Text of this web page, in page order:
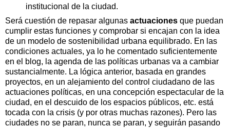
institucional de la ciudad.
Será cuestión de repasar algunas actuaciones que puedan
cumplir estas funciones y comprobar si encajan con la idea
de un modelo de sostenibilidad urbana equilibrado. En las
condiciones actuales, ya lo he comentado suficientemente
en el blog, la agenda de las políticas urbanas va a cambiar
sustancialmente. La lógica anterior, basada en grandes
proyectos, en un alejamiento del control ciudadano de las
actuaciones políticas, en una concepción espectacular de la
ciudad, en el descuido de los espacios públicos, etc. está
tocada con la crisis (y por otras muchas razones). Pero las
ciudades no se paran, nunca se paran, y seguirán pasando